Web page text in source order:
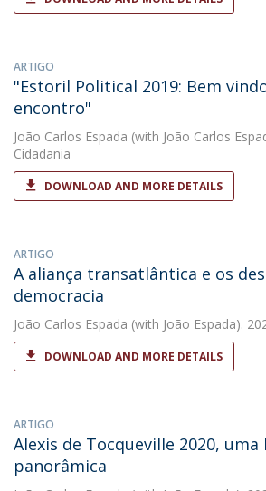
ARTIGO
"Estoril Political 2019: Bem
encontro"
João Carlos Espada (with João Carlos
Cidadania
DOWNLOAD AND MORE DETAILS
ARTIGO
A aliança transatlântica e os
democracia
João Carlos Espada (with João Espada).
DOWNLOAD AND MORE DETAILS
ARTIGO
Alexis de Tocqueville 2020, uma
panorâmica